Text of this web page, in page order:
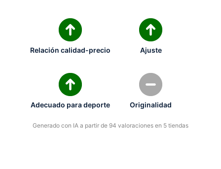
Relación calidad-precio Ajuste
Adecuado para deporte Originalidad
Generado con IA a partir de 94 valoraciones en 5 tiendas